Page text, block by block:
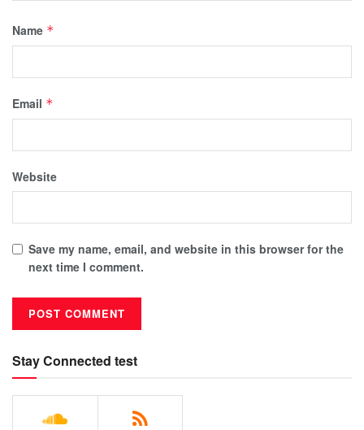
Name *
Email *
Website
Save my name, email, and website in this browser for the
next time I comment.
Stay Connected test